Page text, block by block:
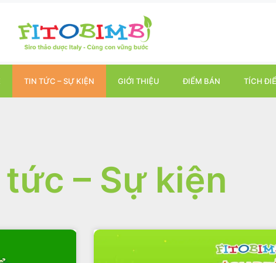
TIN TỨC – SỰ KIỆN GIỚI THIỆU ĐIỂM BÁN TÍCH
– Sự kiện